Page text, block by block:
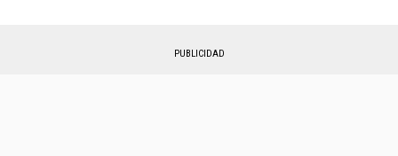
PUBLICIDAD